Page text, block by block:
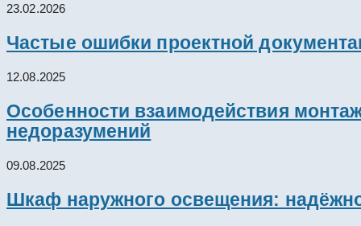
23.02.2026
Частые ошибки проектной
12.08.2025
Особенности взаимодействия
недоразумений
09.08.2025
Шкаф наружного освещения: